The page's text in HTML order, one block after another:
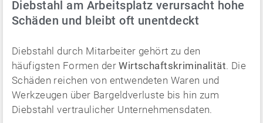
Diebstahl am Arbeitsplatz verursacht hohe
Schäden und bleibt oft unentdeckt
Diebstahl durch Mitarbeiter gehört zu den
häufigsten Formen derWirtschaftskriminalität. Die
Schäden reichen von entwendeten Waren und
Werkzeugen über Bargeldverluste bis hin zum
Diebstahl vertraulicher Unternehmensdaten.